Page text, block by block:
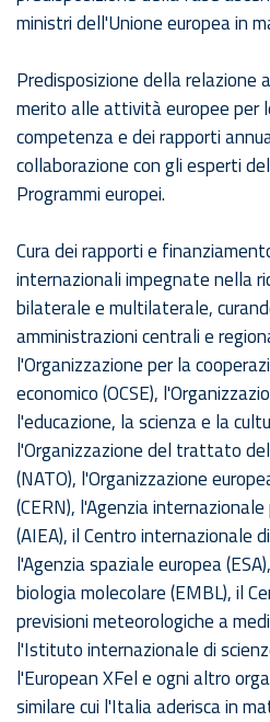
ministri dell'Unione europea in
Predisposizione della relazione
merito alle attività europee per
competenza e dei rapporti
collaborazione con gli esperti
Programmi europei.
Cura dei rapporti e
internazionali impegnate nella
bilaterale e multilaterale,
amministrazioni centrali e
l'Organizzazione per la
economico (OCSE),
l'educazione, la scienza e la
l'Organizzazione del trattato
(NATO), l'Organizzazione
(CERN), l'Agenzia
(AIEA), il Centro internazionale
l'Agenzia spaziale europea
biologia molecolare (EMBL), il
previsioni meteorologiche a
l'Istituto internazionale di
l'European XFel e ogni altro
similare cui l'Italia aderisca in